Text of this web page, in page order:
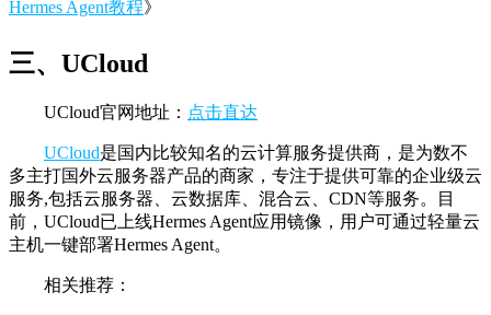
Hermes Agent教程》
三、UCloud
UCloud官网地址： 点击直达
UCloud是国内比较知名的云计算服务提供商，是为数不
多主打国外云服务器产品的商家，专注于提供可靠的企业级云
服务,包括云服务器、云数据库、混合云、CDN等服务。目
前，UCloud已上线Hermes Agent应用镜像，用户可通过轻量云
主机一键部署Hermes Agent。
相关推荐：